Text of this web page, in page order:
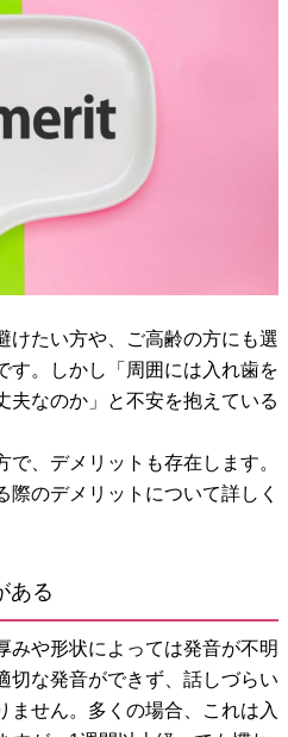
けたい方や、ご高齢の方にも選
す。しかし「周囲には入れ歯を
夫なのか」と不安を抱えている
で、デメリットも存在します。
際のデメリットについて詳しく
ある
みや形状によっては発音が不明
切な発音ができず、話しづらい
ません。多くの場合、これは入